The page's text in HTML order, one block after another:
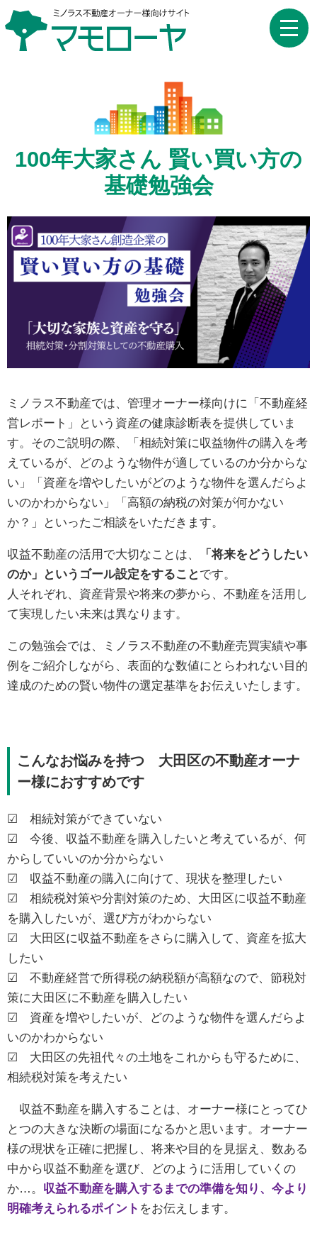
toggle
100年大家さん 賢い買い方の
基礎勉強会
ミノラス不動産では、管理オーナー様向けに「不動産経
営レポート」という資産の健康診断表を提供していま
す。そのご説明の際、「相続対策に収益物件の購入を考
えているが、どのような物件が適しているのか分からな
い」「資産を増やしたいがどのような物件を選んだらよ
いのかわからない」「高額の納税の対策が何かない
か？」といったご相談をいただきます。
収益不動産の活用で大切なことは、
「将来をどうしたい
のか」というゴール設定をすること です。
人それぞれ、資産背景や将来の夢から、不動産を活用し
て実現したい未来は異なります。
この勉強会では、ミノラス不動産の不動産売買実績や事
例をご紹介しながら、表面的な数値にとらわれない目的
達成のための賢い物件の選定基準をお伝えいたします。
こんなお悩みを持つ 大田区の不動産オーナ
ー様におすすめです
☑ 相続対策ができていない
☑ 今後、収益不動産を購入したいと考えているが、何
からしていいのか分からない
☑ 収益不動産の購入に向けて、現状を整理したい
☑ 相続税対策や分割対策のため、大田区に収益不動産
を購入したいが、選び方がわからない
☑ 大田区に収益不動産をさらに購入して、資産を拡大
したい
☑ 不動産経営で所得税の納税額が高額なので、節税対
策に大田区に不動産を購入したい
☑ 資産を増やしたいが、どのような物件を選んだらよ
いのかわからない
☑ 大田区の先祖代々の土地をこれからも守るために、
相続税対策を考えたい
収益不動産を購入することは、オーナー様にとってひ
とつの大きな決断の場面になるかと思います。オーナー
様の現状を正確に把握し、将来や目的を見据え、数ある
中から収益不動産を選び、どのように活用していくの
か…。 収益不動産を購入するまでの準備を知り、今より
明確考えられるポイント をお伝えします。